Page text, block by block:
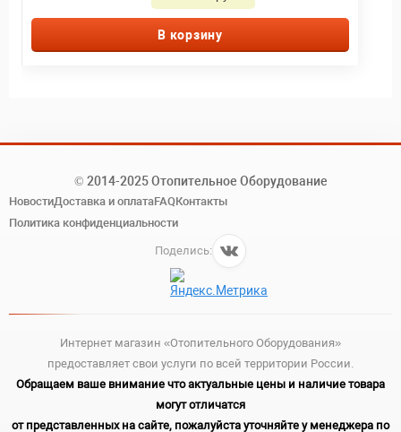
В корзину
© 2014-2025 Отопительное Оборудование
НовостиДоставка и оплатаFAQКонтакты
Политика конфиденциальности
Поделись:
Интернет магазин «Отопительного Оборудования»
предоставляет свои услуги по всей территории России.
Обращаем ваше внимание что актуальные цены и наличие товара
могут отличатся
от представленных на сайте, пожалуйста уточняйте у менеджера по